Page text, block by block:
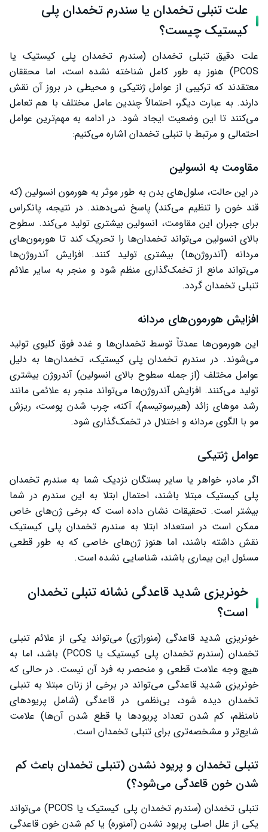
علت تنبلی تخمدان یا سندرم تخمدان پلی
کیستیک چیست؟
علت دقیق تنبلی تخمدان (سندرم تخمدان پلی کیستیک یا
PCOS) هنوز به طور کامل شناخته نشده است، اما محققان
معتقدند که ترکیبی از عوامل ژنتیکی و محیطی در بروز آن نقش
دارند. به عبارت دیگر، احتمالاً چندین عامل مختلف با هم تعامل
می‌کنند تا این وضعیت ایجاد شود. در ادامه به مهم‌ترین عوامل
احتمالی و مرتبط با تنبلی تخمدان اشاره می‌کنیم:
مقاومت به انسولین
در این حالت، سلول‌های بدن به طور موثر به هورمون انسولین (که
قند خون را تنظیم می‌کند) پاسخ نمی‌دهند. در نتیجه، پانکراس
برای جبران این مقاومت، انسولین بیشتری تولید می‌کند. سطوح
بالای انسولین می‌تواند تخمدان‌ها را تحریک کند تا هورمون‌های
مردانه (آندروژن‌ها) بیشتری تولید کنند. افزایش آندروژن‌ها
می‌تواند مانع از تخمک‌گذاری منظم شود و منجر به سایر علائم
تنبلی تخمدان گردد.
افزایش هورمون‌های مردانه
این هورمون‌ها عمدتاً توسط تخمدان‌ها و غدد فوق کلیوی تولید
می‌شوند. در سندرم تخمدان پلی کیستیک، تخمدان‌ها به دلیل
عوامل مختلف (از جمله سطوح بالای انسولین) آندروژن بیشتری
تولید می‌کنند. افزایش آندروژن‌ها می‌تواند منجر به علائمی مانند
رشد موهای زائد (هیرسوتیسم)، آکنه، چرب شدن پوست، ریزش
مو با الگوی مردانه و اختلال در تخمک‌گذاری شود.
عوامل ژنتیکی
اگر مادر، خواهر یا سایر بستگان نزدیک شما به سندرم تخمدان
پلی کیستیک مبتلا باشند، احتمال ابتلا به این سندرم در شما
بیشتر است. تحقیقات نشان داده است که برخی ژن‌های خاص
ممکن است در استعداد ابتلا به سندرم تخمدان پلی کیستیک
نقش داشته باشند، اما هنوز ژن‌های خاصی که به طور قطعی
مسئول این بیماری باشند، شناسایی نشده است.
خونریزی شدید قاعدگی نشانه تنبلی تخمدان
است؟
خونریزی شدید قاعدگی (منوراژی) می‌تواند یکی از علائم تنبلی
تخمدان (سندرم تخمدان پلی کیستیک یا PCOS) باشد، اما به
هیچ وجه علامت قطعی و منحصر به فرد آن نیست. در حالی که
خونریزی شدید قاعدگی می‌تواند در برخی از زنان مبتلا به تنبلی
تخمدان دیده شود، بی‌نظمی در قاعدگی (شامل پریودهای
نامنظم، کم شدن تعداد پریودها یا قطع شدن آن‌ها) علامت
شایع‌تر و مشخصه‌تری برای تنبلی تخمدان است.
تنبلی تخمدان و پریود نشدن (تنبلی تخمدان باعث کم
شدن خون قاعدگی می‌شود؟)
تنبلی تخمدان (سندرم تخمدان پلی کیستیک یا PCOS) می‌تواند
یکی از علل اصلی پریود نشدن (آمنوره) یا کم شدن خون قاعدگی